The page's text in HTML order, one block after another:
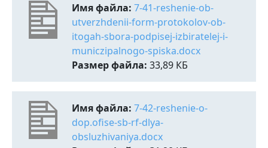
Имя файла: 7-41-reshenie-ob-
utverzhdenii-form-protokolov-ob-
itogah-sbora-podpisej-izbiratelej-i-
municzipalnogo-spiska.docx
Размер файла: 33,89 КБ
Имя файла: 7-42-reshenie-o-
dop.ofise-sb-rf-dlya-
obsluzhivaniya.docx